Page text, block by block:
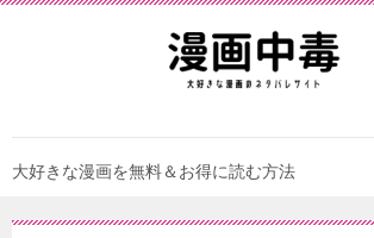
大好きな漫画を無料＆お得に読む方法